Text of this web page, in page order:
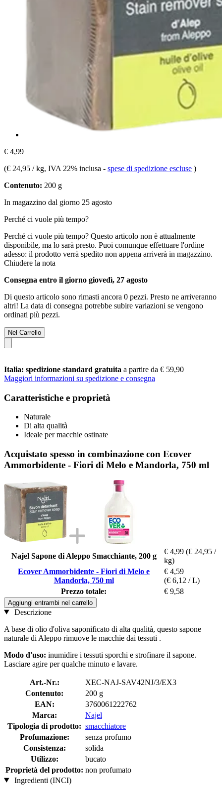
€ 4,99
(€ 24,95 / kg, IVA 22% inclusa - spese di spedizione escluse )
Contenuto: 200 g
In magazzino dal giorno 25 agosto
Perché ci vuole più tempo?
Perché ci vuole più tempo? Questo articolo non è attualmente
disponibile, ma lo sarà presto. Puoi comunque effettuare l'ordine
adesso: il prodotto verrà spedito non appena arriverà in magazzino.
Chiudere la nota
Consegna entro il giorno giovedì, 27 agosto
Di questo articolo sono rimasti ancora 0 pezzi. Presto ne arriveranno
altri! La data di consegna potrebbe subire variazioni se vengono
ordinati più pezzi.
Nel Carrello
Italia: spedizione standard gratuita a partire da € 59,90
Maggiori informazioni su spedizione e consegna
Caratteristiche e proprietà
Naturale
Di alta qualità
Ideale per macchie ostinate
Acquistato spesso in combinazione con Ecover
Ammorbidente - Fiori di Melo e Mandorla, 750 ml
Najel Sapone di Aleppo Smacchiante, 200 g
€ 4,99 (€ 24,95 /
kg)
Ecover Ammorbidente - Fiori di Melo e
Mandorla, 750 ml
€ 4,59
(€ 6,12 / L)
Prezzo totale:
€ 9,58
Aggiungi entrambi nel carrello
Descrizione
A base di olio d'oliva saponificato di alta qualità, questo sapone
naturale di Aleppo rimuove le macchie dai tessuti .
Modo d'uso: inumidire i tessuti sporchi e strofinare il sapone.
Lasciare agire per qualche minuto e lavare.
Art.-Nr.:
XEC-NAJ-SAV42NJ/3/EX3
Contenuto:
200 g
EAN:
3760061222762
Marca:
Najel
Tipologia di prodotto: smacchiatore
Profumazione:
senza profumo
Consistenza:
solida
Utilizzo:
bucato
Proprietà del prodotto: non profumato
Ingredienti (INCI)